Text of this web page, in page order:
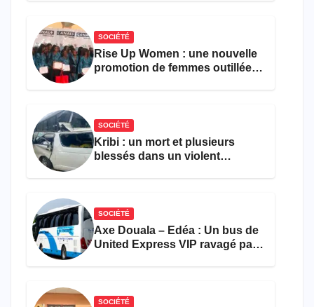
SOCIÉTÉ
Rise Up Women : une nouvelle
promotion de femmes outillées
SOCIÉTÉ
Kribi : un mort et plusieurs
blessés dans un violent
SOCIÉTÉ
Axe Douala – Edéa : Un bus de
United Express VIP ravagé par
SOCIÉTÉ